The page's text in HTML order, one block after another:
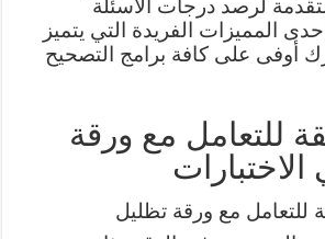
لرصد درجات الأسئلة
المميزات الفريدة التي يتميز
أوفى على كافة برامج التصحيح
للتعامل مع ورقة
للتعامل مع ورقة تظليل